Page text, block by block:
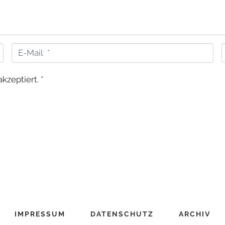
M
*
IMPRESSUM DATENSCHUTZ ARCHIV